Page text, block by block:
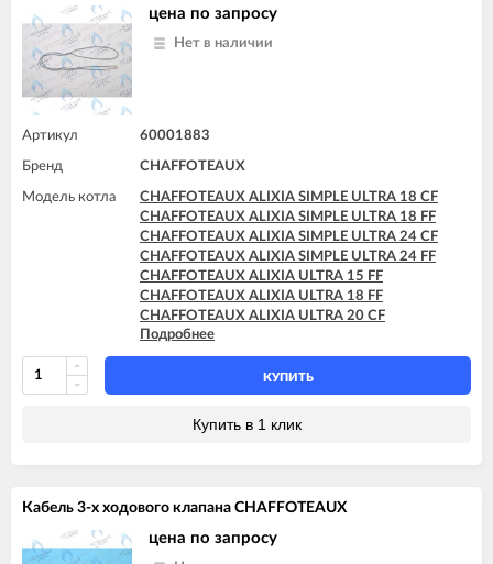
CHAFFOTEAUX PIGMA EVO 35 FF
CHAFFOTEAUX PIGMA EVO SYSTEM 25 FF
CHAFFOTEAUX PIGMA ULTRA 25 FF
CHAFFOTEAUX PIGMA ULTRA 30 FF
CHAFFOTEAUX PIGMA ULTRA 35 FF
CHAFFOTEAUX PIGMA ULTRA SYSTEM 25 CF
CHAFFOTEAUX PIGMA ULTRA SYSTEM 25 FF
CHAFFOTEAUX PIGMA ULTRA SYSTEM 30 FF
CHAFFOTEAUX PIGMA ULTRA SYSTEM 35 FF
цена по запросу
Нет в наличии
Артикул 60001883
Бренд CHAFFOTEAUX
Модель котла
CHAFFOTEAUX ALIXIA SIMPLE ULTRA 18 CF
CHAFFOTEAUX ALIXIA SIMPLE ULTRA 18 FF
CHAFFOTEAUX ALIXIA SIMPLE ULTRA 24 CF
CHAFFOTEAUX ALIXIA SIMPLE ULTRA 24 FF
CHAFFOTEAUX ALIXIA ULTRA 15 FF
CHAFFOTEAUX ALIXIA ULTRA 18 FF
CHAFFOTEAUX ALIXIA ULTRA 20 CF
CHAFFOTEAUX ALIXIA ULTRA 20 FF
CHAFFOTEAUX ALIXIA ULTRA 24 CF
CHAFFOTEAUX ALIXIA ULTRA 24 FF
CHAFFOTEAUX INOA ULTRA 24 FF
CHAFFOTEAUX PIGMA 30 CF - EU
CHAFFOTEAUX PIGMA EVO 30 FF
CHAFFOTEAUX PIGMA EVO 35 FF
Подробнее
КУПИТЬ
Купить в 1 клик
Кабель 3-х ходового клапана CHAFFOTEAUX
цена по запросу